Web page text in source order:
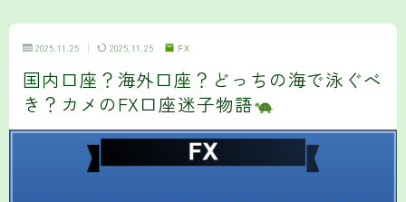
2025.11.25 2025.11.25 FX
国内口座？海外口座？どっちの海で泳ぐべ
き？カメのFX口座迷子物語